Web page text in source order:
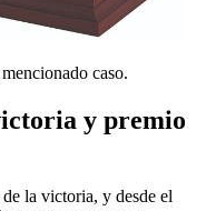
caso.
y premio
la victoria, y desde el